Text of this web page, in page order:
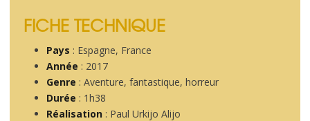
FICHE TECHNIQUE
Pays : Espagne, France
Année : 2017
Genre : Aventure, fantastique, horreur
Durée : 1h38
Réalisation: Paul Urkijo Alijo